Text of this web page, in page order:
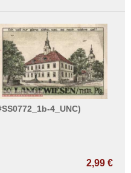
4_UNC)
2,99 €